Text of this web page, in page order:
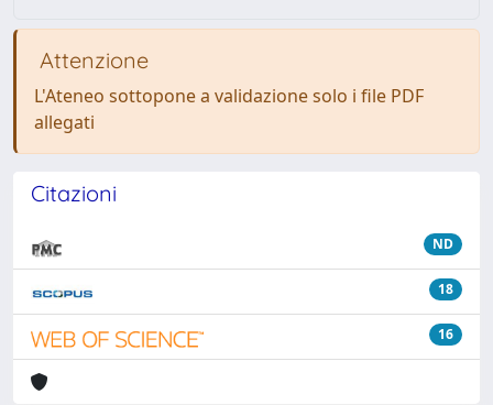
Attenzione
L'Ateneo sottopone a validazione solo i file PDF
allegati
Citazioni
ND
18
16